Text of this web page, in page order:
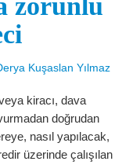
zorunlu
Kuşaslan Yılmaz
kiracı, dava
doğrudan
nasıl yapılacak,
üzerinde çalışılan